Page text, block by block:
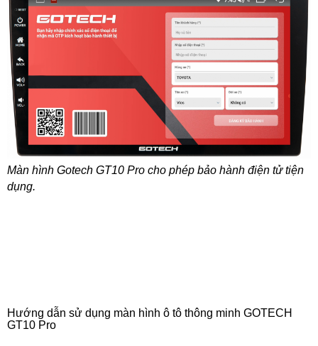
Màn hình Gotech GT10 Pro cho phép bảo hành điện tử tiện
dụng.
Hướng dẫn sử dụng màn hình ô tô thông minh GOTECH
GT10 Pro